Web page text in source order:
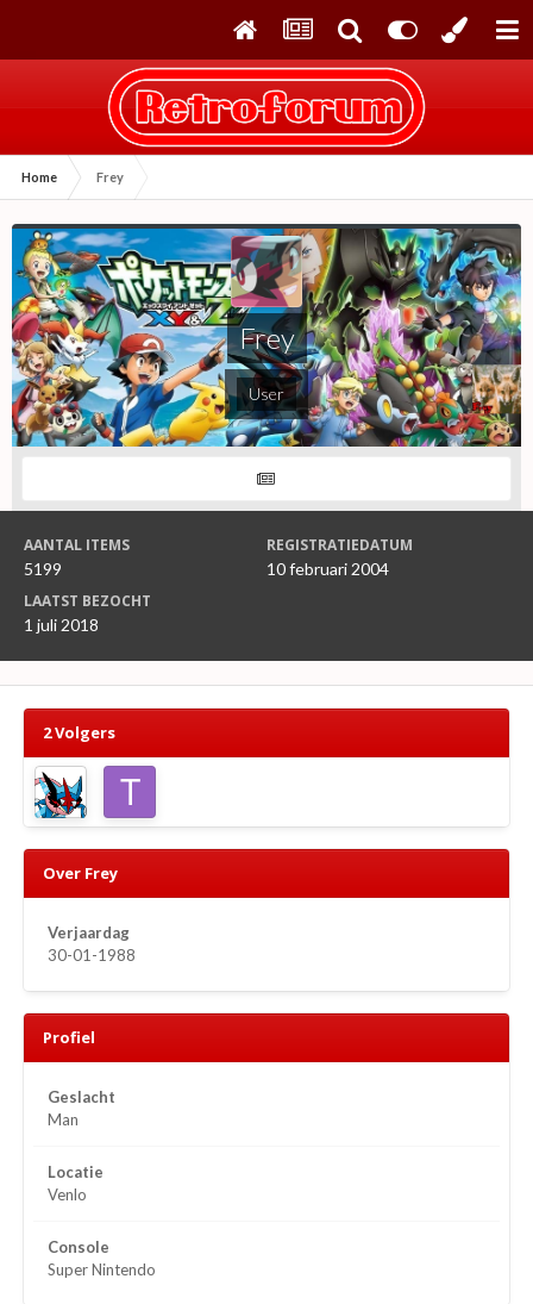
Home Frey
Frey
User
AANTAL ITEMS
5199
REGISTRATIEDATUM
10 februari 2004
LAATST BEZOCHT
1 juli 2018
2 Volgers
Over Frey
Verjaardag
30-01-1988
Profiel
Geslacht
Man
Locatie
Venlo
Console
Super Nintendo